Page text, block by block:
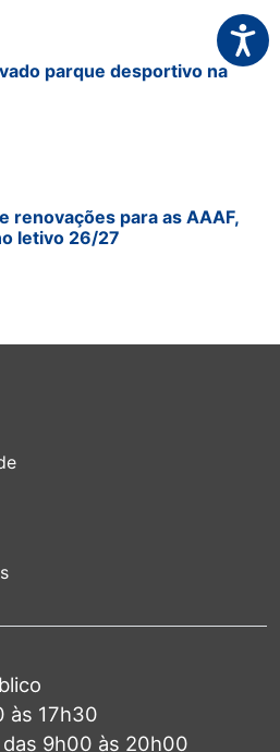
parque desportivo na
renovações para as AAAF,
letivo 26/27
às 17h30
9h00 às 20h00